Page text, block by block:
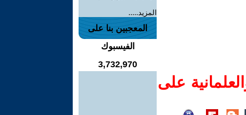
على
المزيد.....
المعجبين بنا على
الفيسبوك
3,732,970